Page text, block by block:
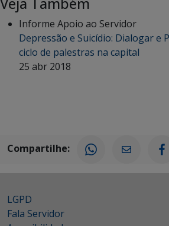
Informe Apoio ao Servidor
Depressão e Suicídio: Dialogar e
ciclo de palestras na capital
25 abr 2018
Compartilhe:
LGPD
Fala Servidor